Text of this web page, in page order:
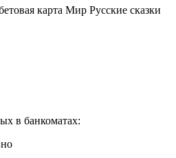
карта Мир Русские сказки
в банкоматах: